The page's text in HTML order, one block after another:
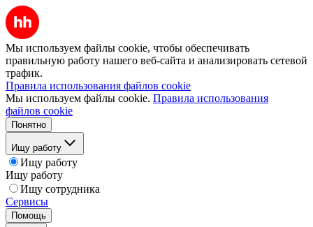
Мы используем файлы cookie, чтобы обеспечивать
правильную работу нашего веб-сайта и анализировать сетевой
трафик.
Правила использования файлов cookie
Мы используем файлы cookie. Правила использования
файлов cookie
Понятно
Ищу работу
Ищу работу
Ищу работу
Ищу сотрудника
Сервисы
Помощь